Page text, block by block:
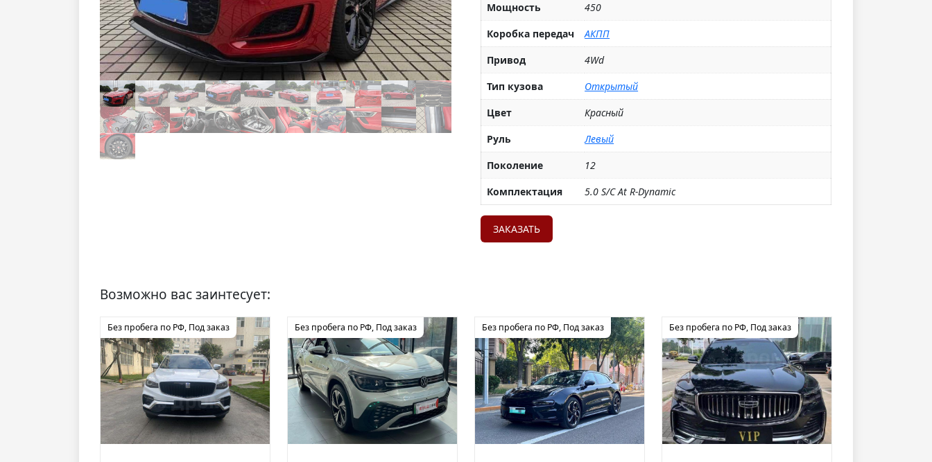
Мощность
450
Коробка передач
АКПП
Привод
4Wd
Тип кузова
Открытый
Цвет
Красный
Руль
Левый
Поколение
12
Комплектация
5.0 S/C At R-Dynamic
ЗАКАЗАТЬ
Возможно вас заинтесует:
Без пробега по РФ, Под заказ Без пробега по РФ, Под заказ Без пробега по РФ, Под заказ Без пробега по РФ, Под заказ